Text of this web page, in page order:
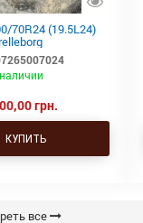
70R24 (19.5L24)
грн.
КУПИТЬ
все